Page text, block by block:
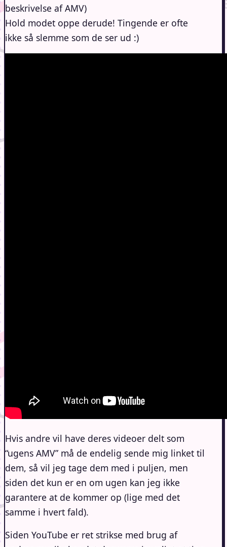
beskrivelse af AMV)
Hold modet oppe derude! Tingende er ofte
ikke så slemme som de ser ud :)
Hvis andre vil have deres videoer delt som
“ugens AMV” må de endelig sende mig linket til
dem, så vil jeg tage dem med i puljen, men
siden det kun er en om ugen kan jeg ikke
garantere at de kommer op (lige med det
samme i hvert fald).
Siden YouTube er ret strikse med brug af